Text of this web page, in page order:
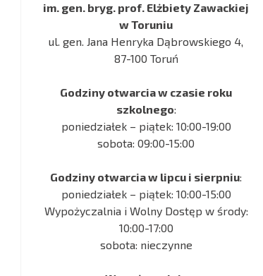
im. gen. bryg. prof. Elżbiety Zawackiej
w Toruniu
ul. gen. Jana Henryka Dąbrowskiego 4,
87-100 Toruń
Godziny otwarcia w czasie roku
szkolnego:
poniedziałek – piątek: 10:00-19:00
sobota: 09:00-15:00
Godziny otwarcia w lipcu i sierpniu:
poniedziałek – piątek: 10:00-15:00
Wypożyczalnia i Wolny Dostęp w środy:
10:00-17:00
sobota: nieczynne